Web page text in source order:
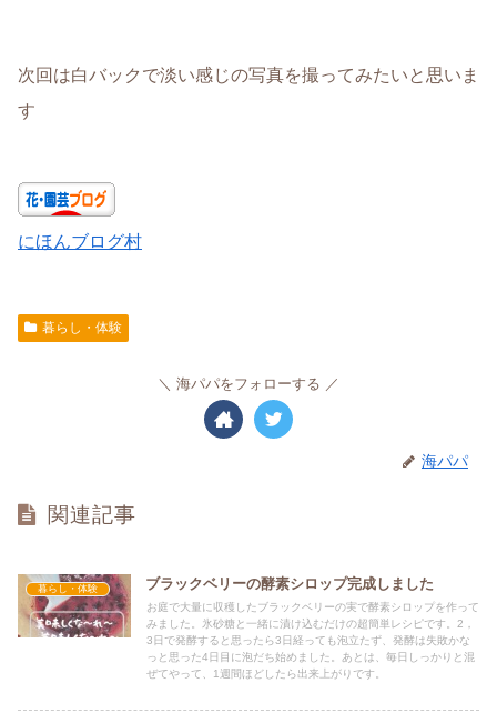
次回は白バックで淡い感じの写真を撮ってみたいと思いま
す
にほんブログ村
暮らし・体験
海パパをフォローする
海パパ
関連記事
暮らし・体験 ブラックベリーの酵素シロップ完成しました
お庭で大量に収穫したブラックベリーの実で酵素シロップを作って
みました。氷砂糖と一緒に漬け込むだけの超簡単レシピです。2，
3日で発酵すると思ったら3日経っても泡立たず、発酵は失敗かな
っと思った4日目に泡だち始めました。あとは、毎日しっかりと混
ぜてやって、1週間ほどしたら出来上がりです。